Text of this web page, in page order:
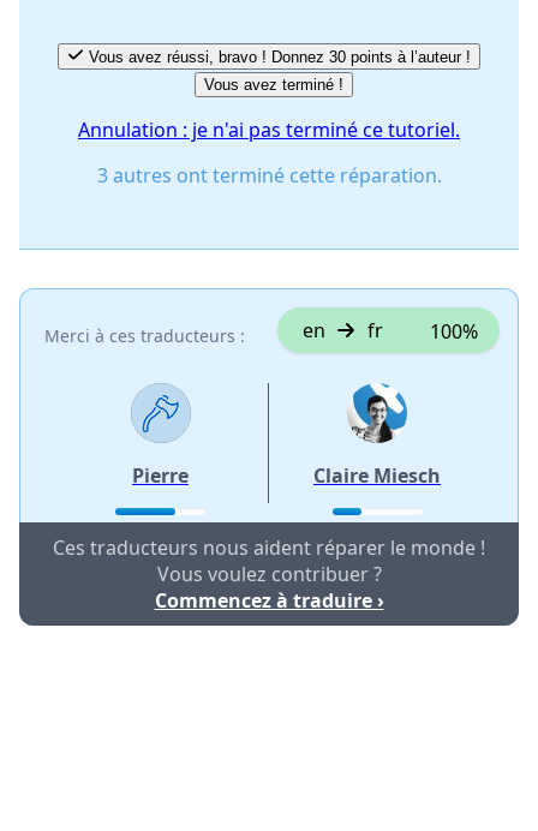
Vous avez réussi, bravo ! Donnez 30 points à l’auteur !
Vous avez terminé !
Annulation : je n'ai pas terminé ce tutoriel.
3 autres ont terminé cette réparation.
Merci à ces traducteurs : en fr 100%
Pierre Claire Miesch
Ces traducteurs nous aident réparer le monde !
Vous voulez contribuer ?
Commencez à traduire ›